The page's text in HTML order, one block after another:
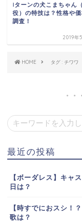
Iターンの犬こまちゃん
役）の特技は？性格や価
調査！
2019年
HOME タグ : チワワ
最近の投稿
【ボーダレス】キャ
日は？
【時すでにおスシ！
歌は？